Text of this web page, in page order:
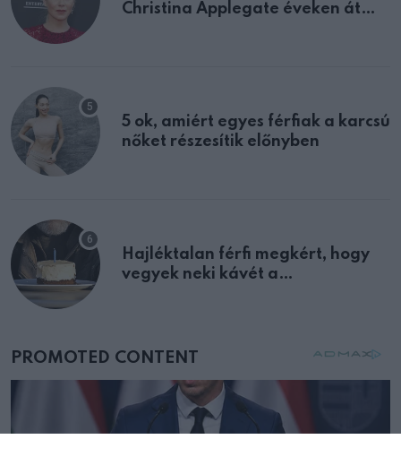
Christina Applegate éveken át
5 ok, amiért egyes férfiak a karcsú
nőket részesítik előnyben
Hajléktalan férfi megkért, hogy
vegyek neki kávét a